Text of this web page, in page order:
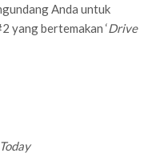
Anda untuk
yang bertemakan ‘Drive